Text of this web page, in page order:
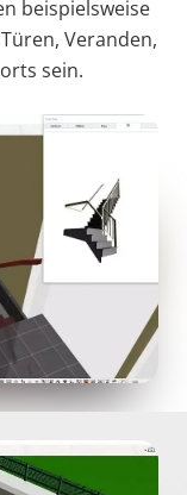
beispielsweise
Veranden,
sein.